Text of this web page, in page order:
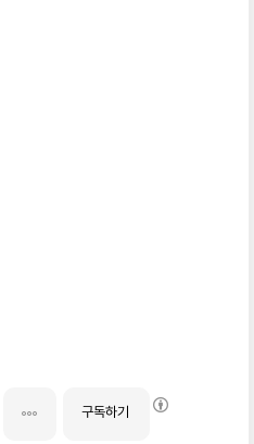
구독하기